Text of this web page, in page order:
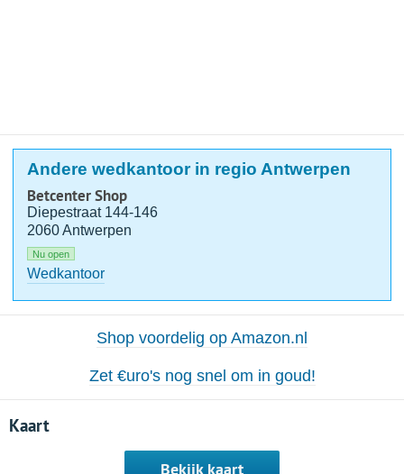
Andere wedkantoor in regio Antwerpen
Betcenter Shop
Diepestraat 144-146
2060 Antwerpen
Nu open
Wedkantoor
Shop voordelig op Amazon.nl
Zet €uro's nog snel om in goud!
Kaart
Bekijk kaart